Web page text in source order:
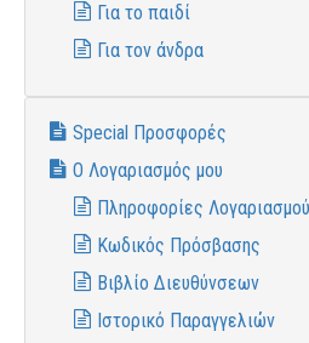
Για το παιδί
Για τον άνδρα
Special Προσφορές
Ο Λογαριασμός μου
Πληροφορίες Λογαριασμού
Κωδικός Πρόσβασης
Βιβλίο Διευθύνσεων
Ιστορικό Παραγγελιών